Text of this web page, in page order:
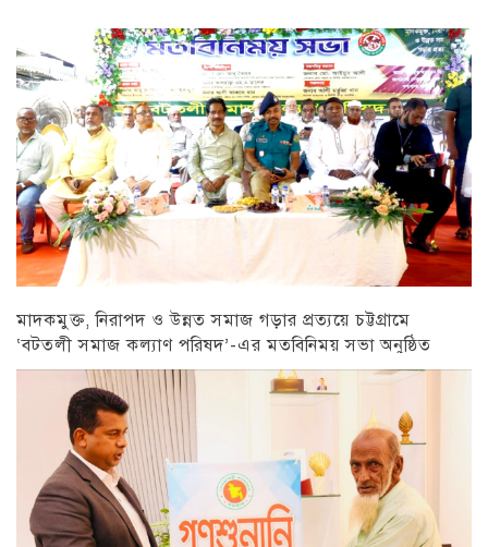
মাদকমুক্ত, নিরাপদ ও উন্নত সমাজ গড়ার প্রত্যয়ে চট্টগ্রামে
‘বটতলী সমাজ কল্যাণ পরিষদ’-এর মতবিনিময় সভা অনুষ্ঠিত
চট্টগ্রাম